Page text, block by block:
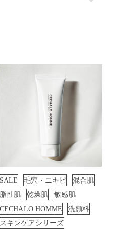
SALE 毛穴・ニキビ
混合肌
脂性肌
乾燥肌
敏感肌
CECHALO HOMME
洗顔料
スキンケアシリーズ